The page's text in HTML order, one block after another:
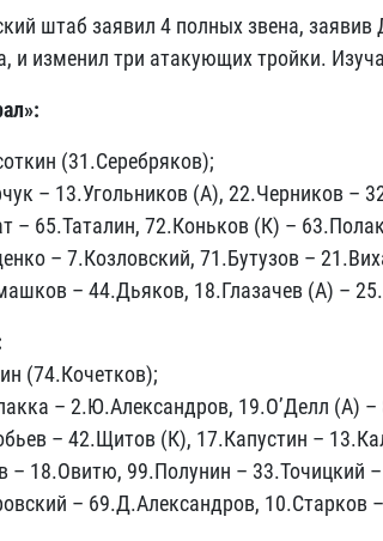
штаб заявил 4 полных звена,
и изменил три атакующих тройки.
(31.Серебряков);
– 13.Угольников (А), 22.Черников –
– 65.Таталин, 72.Коньков (К) –
– 7.Козловский, 71.Бутузов –
– 44.Дьяков, 18.Глазачев (А) –
(74.Кочетков);
– 2.Ю.Александров, 19.О’Делл (А) –
– 42.Щитов (К), 17.Капустин –
– 18.Овитю, 99.Полунин – 33.Точицкий
– 69.Д.Александров, 10.Старков